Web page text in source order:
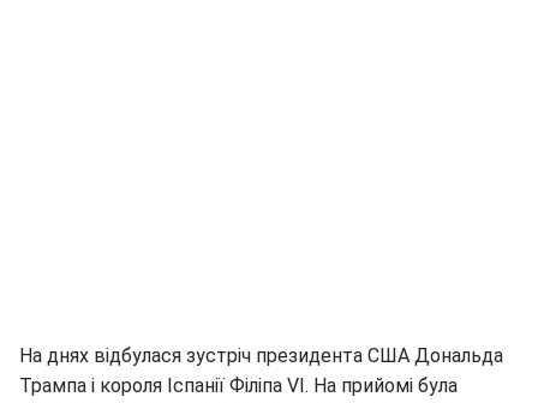
На днях відбулася зустріч президента США Дональда
Трампа і короля Іспанії Філіпа VI. На прийомі була